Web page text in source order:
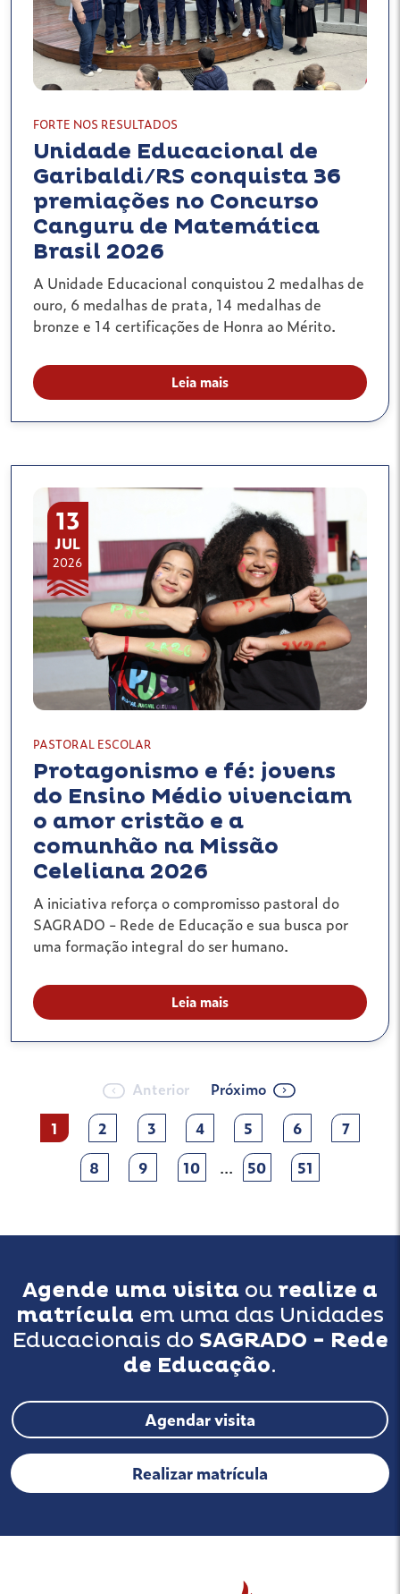
FORTE NOS RESULTADOS
Unidade Educacional de
Garibaldi/RS conquista 36
premiações no Concurso
Canguru de Matemática
Brasil 2026
A Unidade Educacional conquistou 2 medalhas de
ouro, 6 medalhas de prata, 14 medalhas de
bronze e 14 certificações de Honra ao Mérito.
Leia mais
13
JUL
2026
PASTORAL ESCOLAR
Protagonismo e fé: jovens
do Ensino Médio vivenciam
o amor cristão e a
comunhão na Missão
Celeliana 2026
A iniciativa reforça o compromisso pastoral do
SAGRADO - Rede de Educação e sua busca por
uma formação integral do ser humano.
Leia mais
Anterior
1
2 3 4 5 6
7
8
9 10 ... 50 51
Próximo
Agende uma visita ou realize a
matrícula em uma das Unidades
Educacionais do SAGRADO - Rede
de Educação.
Agendar visita
Realizar matrícula